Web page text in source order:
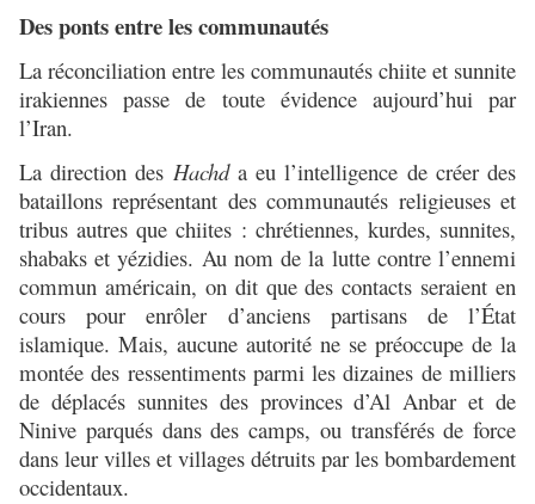
Des ponts entre les communautés
La réconciliation entre les communautés chiite et sunnite
irakiennes passe de toute évidence aujourd’hui par
l’Iran.
La direction des Hachda eu l’intelligence de créer des
bataillons représentant des communautés religieuses et
tribus autres que chiites : chrétiennes, kurdes, sunnites,
shabaks et yézidies. Au nom de la lutte contre l’ennemi
commun américain, on dit que des contacts seraient en
cours pour enrôler d’anciens partisans de l’État
islamique. Mais, aucune autorité ne se préoccupe de la
montée des ressentiments parmi les dizaines de milliers
de déplacés sunnites des provinces d’Al Anbar et de
Ninive parqués dans des camps, ou transférés de force
dans leur villes et villages détruits par les bombardement
occidentaux.